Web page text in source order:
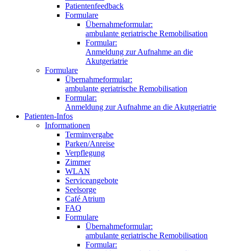
Patientenfeedback
Formulare
Übernahmeformular:
ambulante geriatrische Remobilisation
Formular:
Anmeldung zur Aufnahme an die
Akutgeriatrie
Formulare
Übernahmeformular:
ambulante geriatrische Remobilisation
Formular:
Anmeldung zur Aufnahme an die Akutgeriatrie
Patienten-Infos
Informationen
Terminvergabe
Parken/Anreise
Verpflegung
Zimmer
WLAN
Serviceangebote
Seelsorge
Café Atrium
FAQ
Formulare
Übernahmeformular:
ambulante geriatrische Remobilisation
Formular: